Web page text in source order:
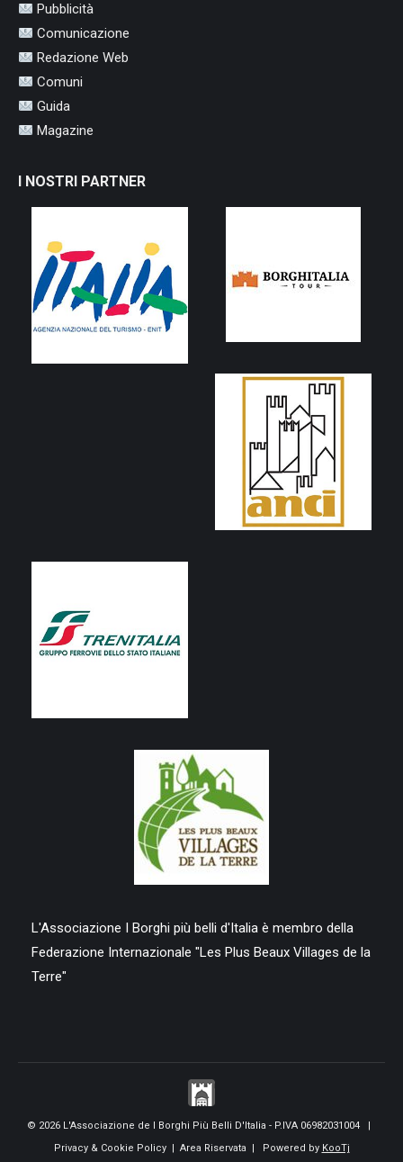
Pubblicità
Comunicazione
Redazione Web
Comuni
Guida
Magazine
I NOSTRI PARTNER
L'Associazione I Borghi più belli d'Italia è membro della
Federazione Internazionale "Les Plus Beaux Villages de la
Terre"
© 2026 L'Associazione de I Borghi Più Belli D'Italia - P.IVA 06982031004 |
Privacy & Cookie Policy| Area Riservata | Powered by KooTj